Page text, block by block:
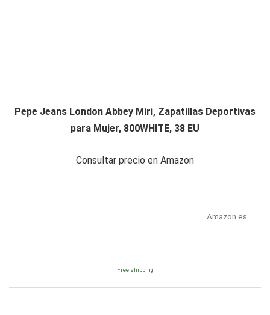
Pepe Jeans London Abbey Miri, Zapatillas Deportivas
para Mujer, 800WHITE, 38 EU
Consultar precio en Amazon
Amazon.es
Free shipping